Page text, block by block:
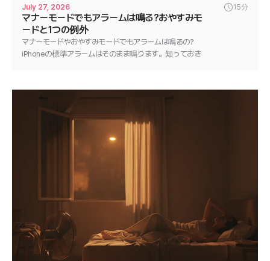
July 27, 2026 15分
マナーモードでもアラームは鳴る?おやすみモ
ードと1つの例外
マナーモードやおやすみモードでもアラームは鳴るの?
iPhoneの標準アラームはそのまま鳴ります。知っておき